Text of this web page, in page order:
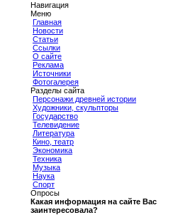
Навигация
Меню
Главная
Новости
Статьи
Ссылки
О сайте
Реклама
Источники
Фотогалерея
Разделы сайта
Персонажи древней истории
Художники, скульпторы
Государство
Телевидение
Литература
Кино, театр
Экономика
Техника
Музыка
Наука
Спорт
Опросы
Какая информация на сайте Вас
заинтересовала?